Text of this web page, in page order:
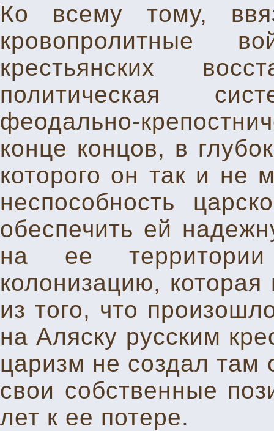
Ко всему тому,
кровопролитные
крестьянских
политическая
феодально-
конце концов, в
которого он так и не
неспособность
обеспечить ей
на ее территории
колонизацию, которая
из того, что
на Аляску русским
царизм не создал
свои собственные
лет к ее потере.